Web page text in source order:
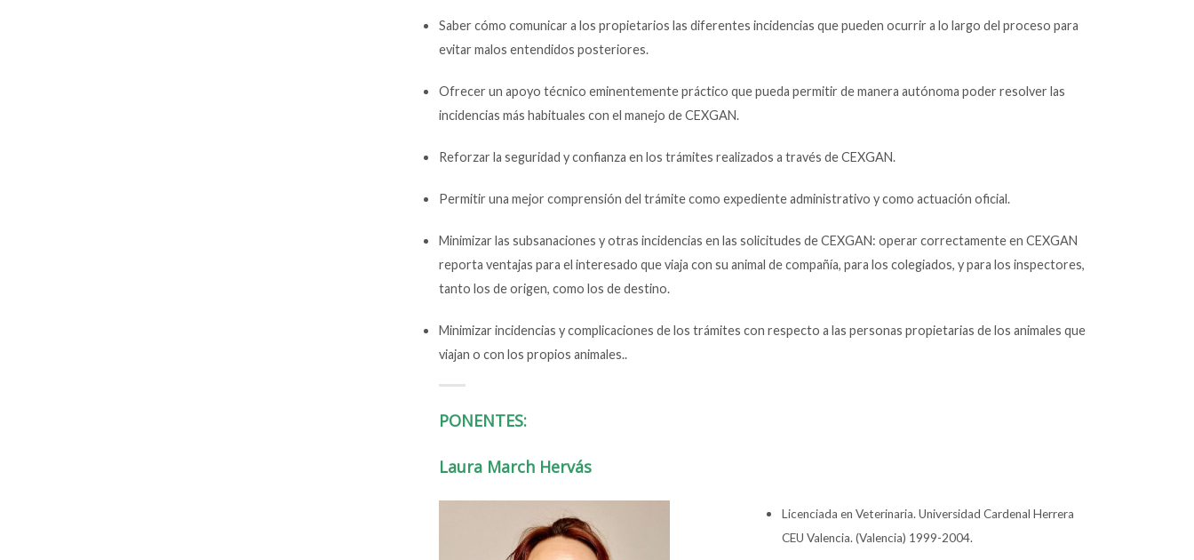
Saber cómo comunicar a los propietarios las diferentes incidencias que pueden ocurrir a lo largo del proceso para
evitar malos entendidos posteriores.
Ofrecer un apoyo técnico eminentemente práctico que pueda permitir de manera autónoma poder resolver las
incidencias más habituales con el manejo de CEXGAN.
Reforzar la seguridad y confianza en los trámites realizados a través de CEXGAN.
Permitir una mejor comprensión del trámite como expediente administrativo y como actuación oficial.
Minimizar las subsanaciones y otras incidencias en las solicitudes de CEXGAN: operar correctamente en CEXGAN
reporta ventajas para el interesado que viaja con su animal de compañía, para los colegiados, y para los inspectores,
tanto los de origen, como los de destino.
Minimizar incidencias y complicaciones de los trámites con respecto a las personas propietarias de los animales que
viajan o con los propios animales..
PONENTES:
Laura March Hervás
Licenciada en Veterinaria. Universidad Cardenal Herrera
CEU Valencia. (Valencia) 1999-2004.